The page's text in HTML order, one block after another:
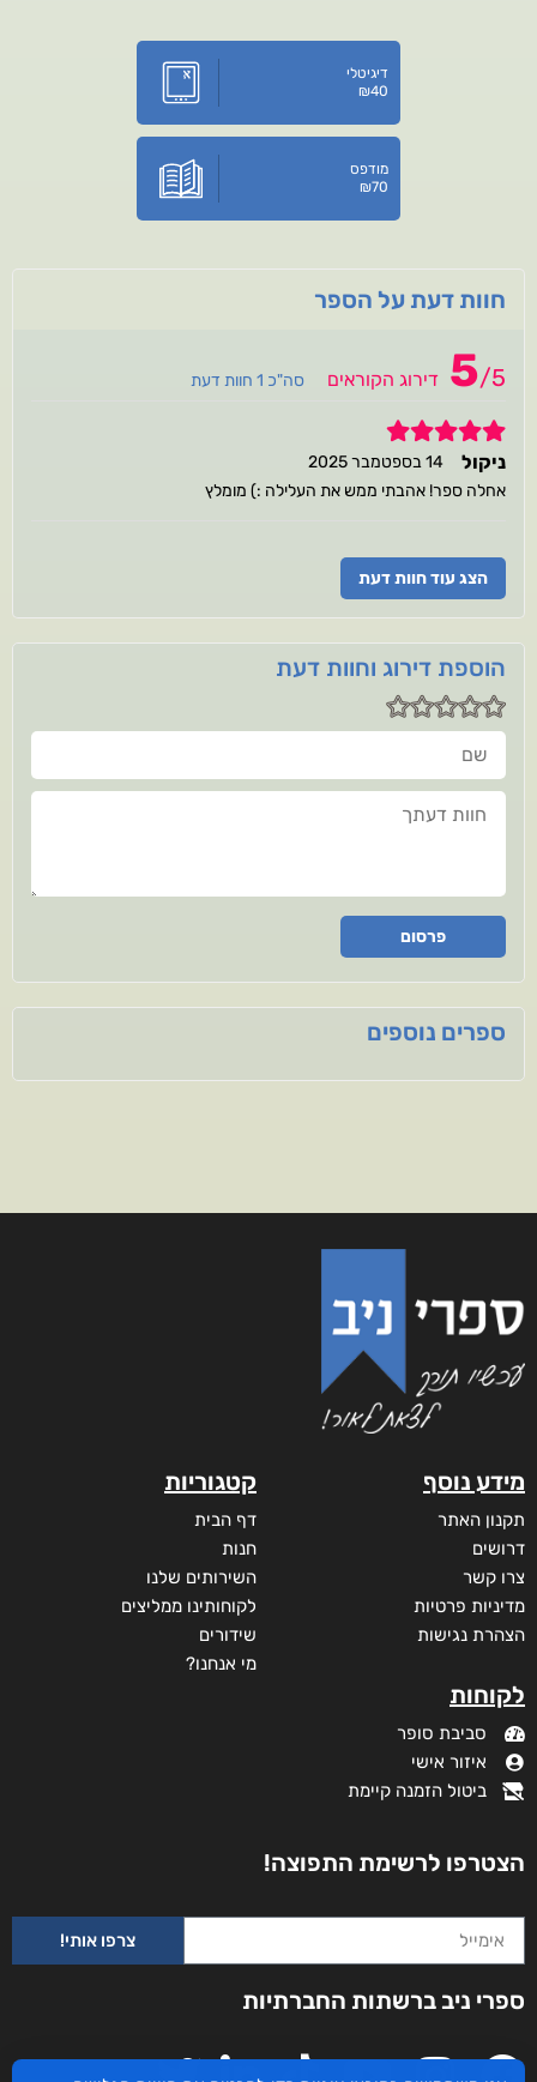
דיגיטלי
₪40
מודפס
₪70
חוות דעת על הספר
5/5 דירוג הקוראים סה"כ 1 חוות דעת
5
ניקול
14 בספטמבר 2025
אחלה ספר! אהבתי ממש את העלילה :) מומלץ
הצג עוד חוות דעת
הוספת דירוג וחוות דעת
שם
חוות דעתך
פרסום
ספרים נוספים
מידע נוסף
תקנון האתר
דרושים
צרו קשר
מדיניות פרטיות
הצהרת נגישות
לקוחות
סביבת סופר
איזור אישי
ביטול הזמנה קיימת
קטגוריות
דף הבית
חנות
השירותים שלנו
לקוחותינו ממליצים
שידורים
מי אנחנו?
הצטרפו לרשימת התפוצה!
צרפו אותי!
ספרי ניב ברשתות החברתיות